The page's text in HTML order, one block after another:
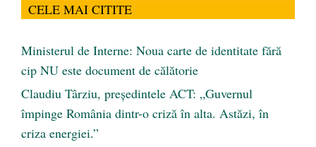
CELE MAI CITITE
Ministerul de Interne: Noua carte de identitate fără
cip NU este document de călătorie
Claudiu Târziu, președintele ACT: „Guvernul
împinge România dintr-o criză în alta. Astăzi, în
criza energiei.”